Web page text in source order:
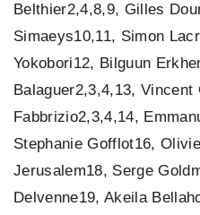
Belthier2,4,8,9, Gilles
Simaeys10,11, Simon
Yokobori12, Bilguun
Balaguer2,3,4,13,
Fabbrizio2,3,4,14,
Stephanie Gofflot16,
Jerusalem18, Serge
Delvenne19, Akeila